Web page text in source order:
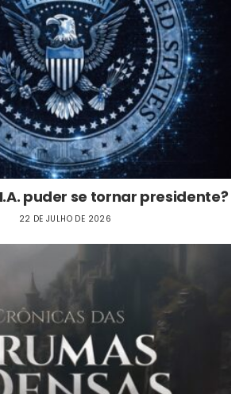
puder se tornar presidente?
22 DE JULHO DE 2026